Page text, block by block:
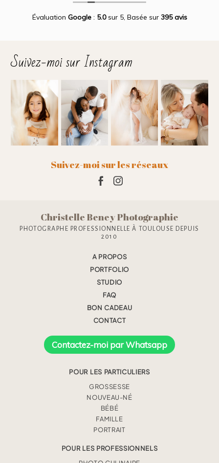
Encore merci infiniment.
Évaluation Google: 5.0sur 5, Basée sur 395 avis
Suivez-moi sur Instagram
Suivez-moi sur les réseaux
Christelle Beney Photographie
PHOTOGRAPHE PROFESSIONNELLE À TOULOUSE DEPUIS
2010
A PROPOS
PORTFOLIO
STUDIO
FAQ
BON CADEAU
CONTACT
Contactez-moi par Whatsapp
POUR LES PARTICULIERS
GROSSESSE
NOUVEAU-NÉ
BÉBÉ
FAMILLE
PORTRAIT
POUR LES PROFESSIONNELS